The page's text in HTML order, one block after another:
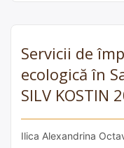
Servicii de
ecologică în
SILV KOSTIN
Ilica Alexandrina